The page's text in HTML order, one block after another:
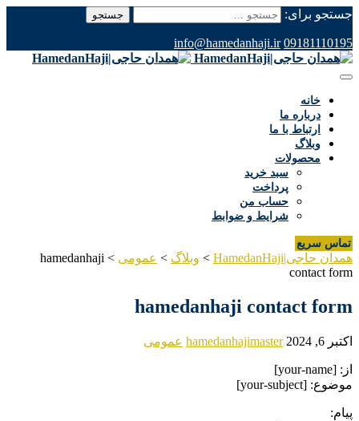
جستجو برای:
09181110195
info@hamedanhaji.ir
خانه
درباره ما
ارتباط با ما
وبلاگ
محصولات
سبد خرید
پرداخت
حساب من
شرایط و ضوابط
تماس سریع
همدان حاجی|HamedanHaji > وبلاگ > عمومی >
hamedanhaji
contact form
hamedanhaji contact form
اکتبر 6, 2024 hamedanhajimaster عمومی
از: [your-name]
موضوع: [your-subject]
پیام: